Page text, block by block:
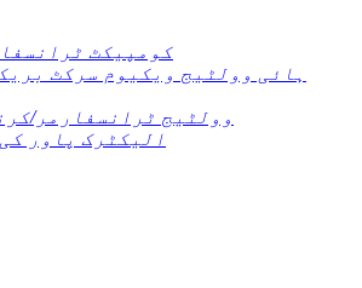
کومپیکٹ
ہائی وولٹیج ویکیوم سرکٹ
وولٹیج ٹرانسفارمر/
الیکٹرک پاور